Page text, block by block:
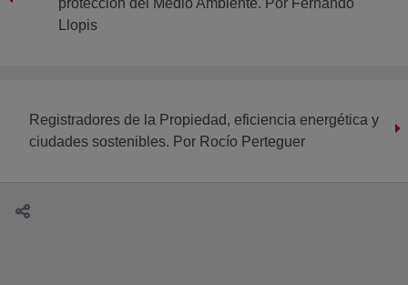
protección del Medio Ambiente. Por Fernando
Llopis
Registradores de la Propiedad, eficiencia energética y
ciudades sostenibles. Por Rocío Perteguer